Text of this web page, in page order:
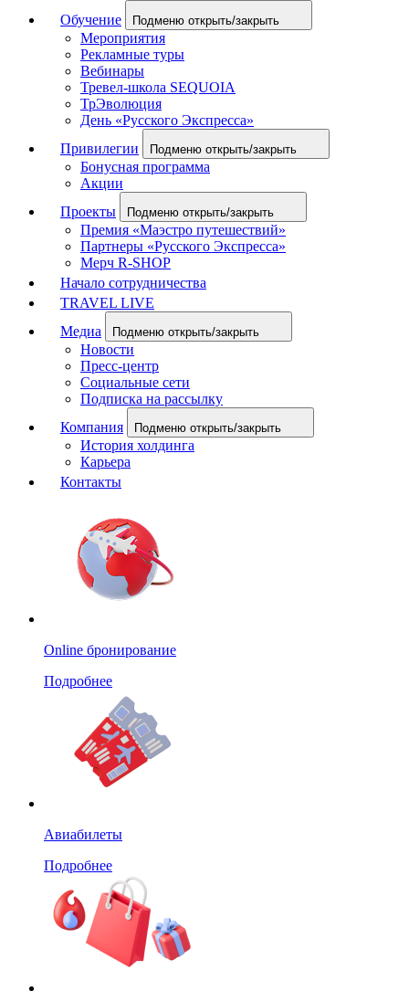
Обучение
Подменю открыть/закрыть
Мероприятия
Рекламные туры
Вебинары
Тревел-школа SEQUOIA
ТрЭволюция
День «Русского Экспресса»
Привилегии
Подменю открыть/закрыть
Бонусная программа
Акции
Проекты
Подменю открыть/закрыть
Премия «Маэстро путешествий»
Партнеры «Русского Экспресса»
Мерч R-SHOP
Начало сотрудничества
TRAVEL LIVE
Медиа
Подменю открыть/закрыть
Новости
Пресс-центр
Социальные сети
Подписка на рассылку
Компания
Подменю открыть/закрыть
История холдинга
Карьера
Контакты
Online бронирование
Подробнее
Авиабилеты
Подробнее